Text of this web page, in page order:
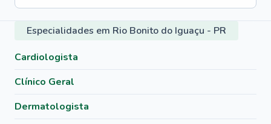
Especialidades em Rio Bonito do Iguaçu - PR
Cardiologista
Clínico Geral
Dermatologista